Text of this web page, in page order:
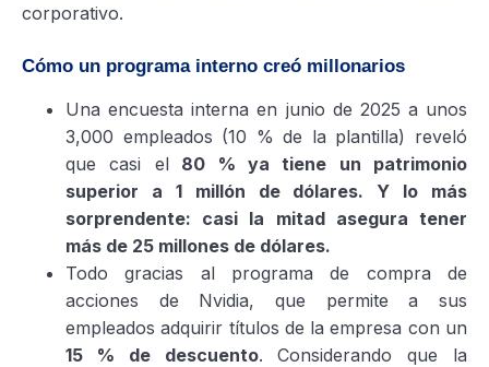
corporativo.
Cómo un programa interno creó millonarios
Una encuesta interna en junio de 2025 a unos
3,000 empleados (10 % de la plantilla) reveló
que casi el80 % ya tiene un patrimonio
superior a 1 millón de dólares. Y lo más
sorprendente: casi la mitad asegura tener
más de 25 millones de dólares.
Todo gracias al programa de compra de
acciones de Nvidia, que permite a sus
empleados adquirir títulos de la empresa con un
15 % de descuento. Considerando que la